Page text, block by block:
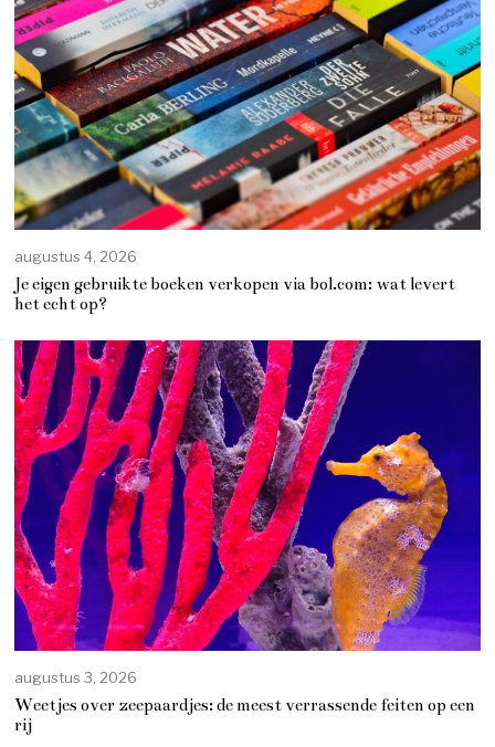
augustus 4, 2026
Je eigen gebruikte boeken verkopen via bol.com: wat levert
het echt op?
augustus 3, 2026
Weetjes over zeepaardjes: de meest verrassende feiten op een
rij